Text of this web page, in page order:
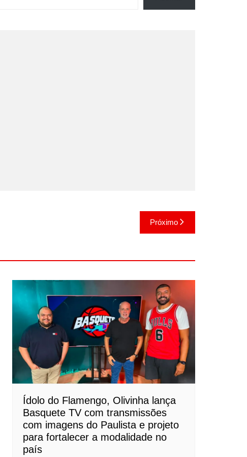
Próximo
Ídolo do Flamengo, Olivinha lança
Basquete TV com transmissões
com imagens do Paulista e projeto
para fortalecer a modalidade no
país